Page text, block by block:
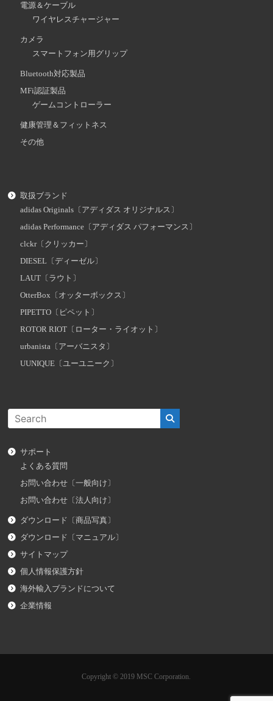
電源＆ケーブル
ワイヤレスチャージャー
カメラ
スマートフォン用グリップ
Bluetooth対応製品
MFi認証製品
ゲームコントローラー
健康管理＆フィットネス
その他
取扱ブランド
adidas Originals〔アディダス オリジナルス〕
adidas Performance〔アディダス パフォーマンス〕
clckr〔クリッカー〕
DIESEL〔ディーゼル〕
LAUT〔ラウト〕
OtterBox〔オッターボックス〕
PIPETTO〔ピペット〕
ROTOR RIOT〔ローター・ライオット〕
urbanista〔アーバニスタ〕
UUNIQUE〔ユーユニーク〕
サポート
よくある質問
お問い合わせ〔一般向け〕
お問い合わせ〔法人向け〕
ダウンロード〔商品写真〕
ダウンロード〔マニュアル〕
サイトマップ
個人情報保護方針
海外輸入ブランドについて
企業情報
Copyright © 2019 MSC Corporation.